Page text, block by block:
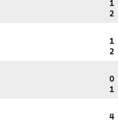
1
2
1
2
0
1
4